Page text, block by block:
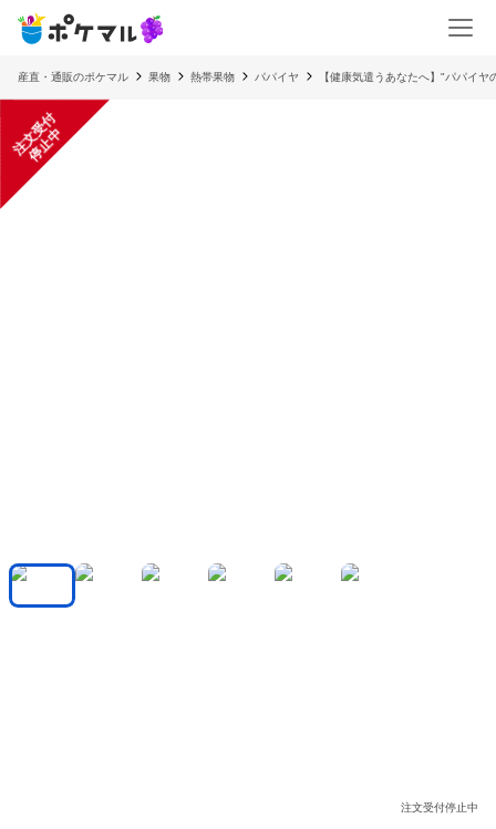
産直・通販のポケマル 果物 熱帯果物 パパイヤ 【健康気遣うあなたへ】"パパイ
注
文
受
付
停
止
中
注文受付停止中